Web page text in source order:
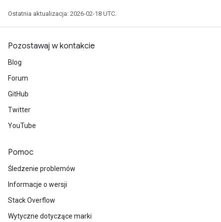
Ostatnia aktualizacja: 2026-02-18 UTC.
Pozostawaj w kontakcie
Blog
Forum
GitHub
Twitter
YouTube
Pomoc
Śledzenie problemów
Informacje o wersji
Stack Overflow
Wytyczne dotyczące marki